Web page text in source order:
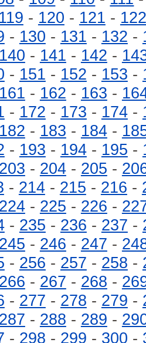
119 - 120 - 121 - 122
- 130 - 131 - 132 -
140 - 141 - 142 -
- 151 - 152 - 153 -
161 - 162 - 163 -
- 172 - 173 - 174-
182 - 183 - 184-
- 193 - 194- 195 -
203 - 204- 205 -
- 214- 215 - 216 -
224- 225 - 226 -
- 235 - 236 - 237 -
245 - 246 - 247 -
- 256 - 257 - 258 -
266 - 267 - 268 -
- 277 - 278 - 279 -
287 - 288 - 289 -
- 298 - 299 - 300 -